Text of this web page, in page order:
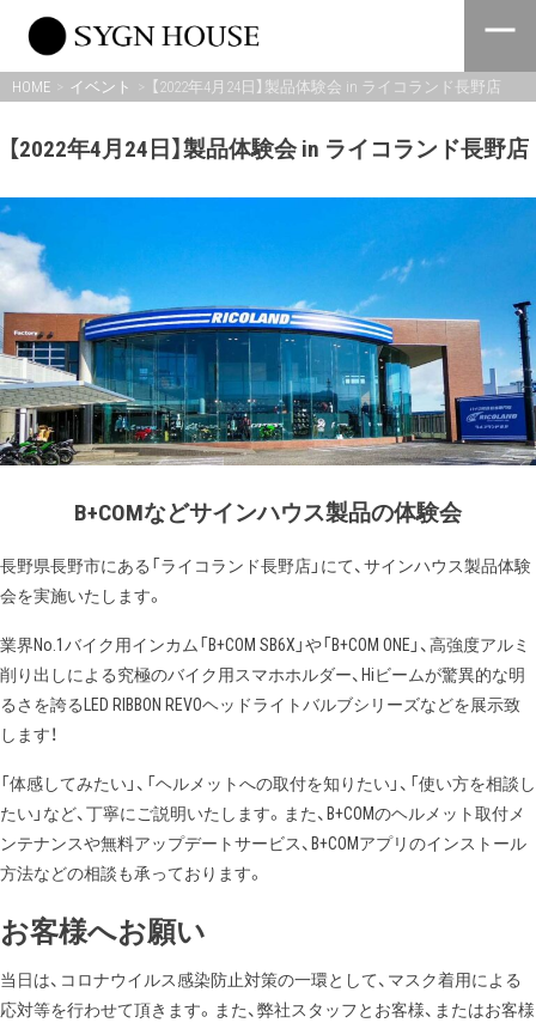
content
HOME イベント 【2022年4月24日】製品体験会 in ライコランド長野店
【2022年4月24日】製品体験会 in ライコランド長野店
B+COMなどサインハウス製品の体験会
長野県長野市にある「ライコランド長野店」にて、サインハウス製品体験
会を実施いたします。
業界No.1バイク用インカム「B+COM SB6X」や「B+COM ONE」、高強度アルミ
削り出しによる究極のバイク用スマホホルダー、Hiビームが驚異的な明
るさを誇るLED RIBBON REVOヘッドライトバルブシリーズなどを展示致
します！
「体感してみたい」、「ヘルメットへの取付を知りたい」、「使い方を相談し
たい」など、丁寧にご説明いたします。また、B+COMのヘルメット取付メ
ンテナンスや無料アップデートサービス、B+COMアプリのインストール
方法などの相談も承っております。
お客様へお願い
当日は、コロナウイルス感染防止対策の一環として、マスク着用による
応対等を行わせて頂きます。また、弊社スタッフとお客様、またはお客様